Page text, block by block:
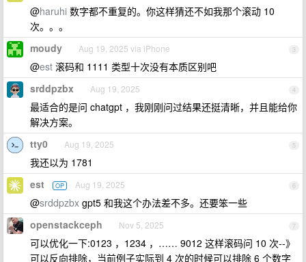
@haruhi 数字都不重复的。你这样猜还不如我那个滚动 10
次。。。
3
moudy Aug 19, 2025 via iPhone
@est 滚码和 1111 类型十次没有本质区别吧
4
srddpzbx Aug 19, 2025
最适合的是问 chatgpt ，我刚刚问过结果还挺清晰，并且能给你
解决方案。
5
tty0 Aug 19, 2025
我还以为 1781
6
est OP Aug 19, 2025
@srddpzbx gpt5 和我这个办法差不多。还要笨一些
7
openstackceph Nov 5, 2025
可以优化一下:0123 ，1234 ，…… 9012 这样滚码问 10 次--》
可以反向排除，当前例子实际到 4 次的时候可以排除 6 个数字